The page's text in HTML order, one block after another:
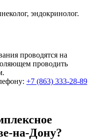
эндокринолог.
проводятся на
проводить
+7 (863) 333-28-89
на-Дону?